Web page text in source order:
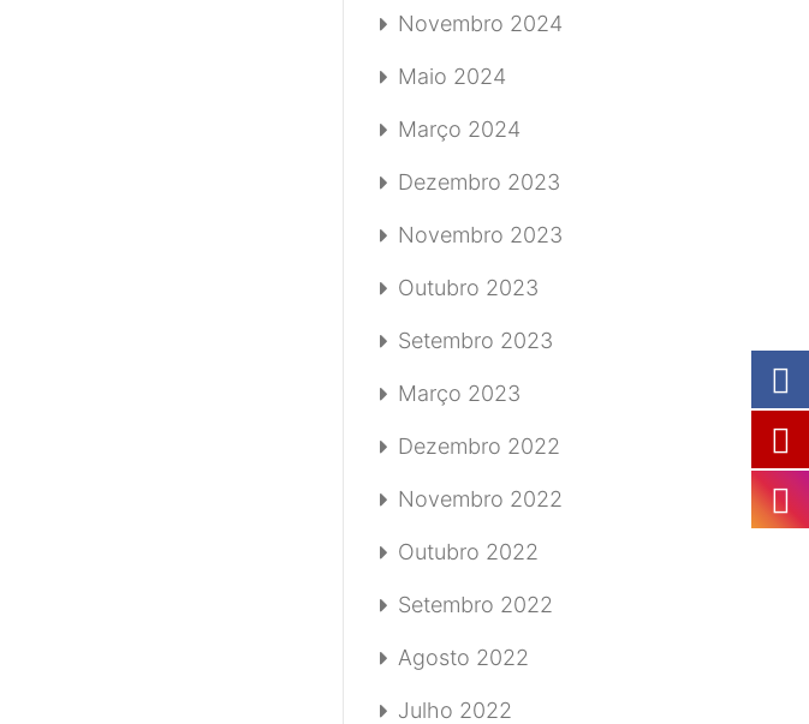
Novembro 2024
Maio 2024
Março 2024
Dezembro 2023
Novembro 2023
Outubro 2023
Setembro 2023
Março 2023
Dezembro 2022
Novembro 2022
Outubro 2022
Setembro 2022
Agosto 2022
Julho 2022